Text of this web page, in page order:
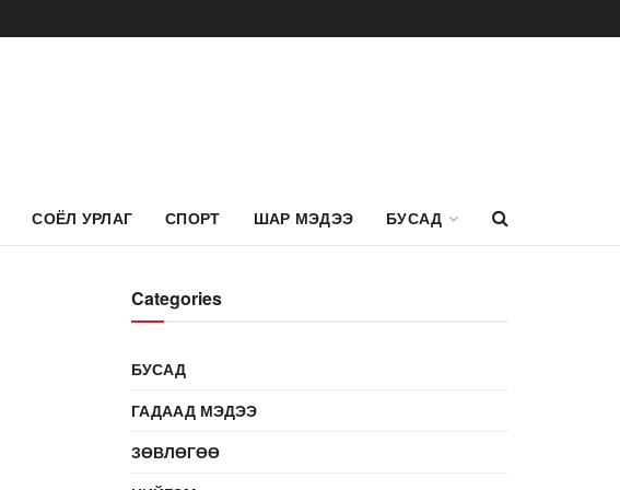
СОЁЛ УРЛАГ СПОРТ ШАР МЭДЭЭ БУСАД
Categories
БУСАД
ГАДААД МЭДЭЭ
ЗӨВЛӨГӨӨ